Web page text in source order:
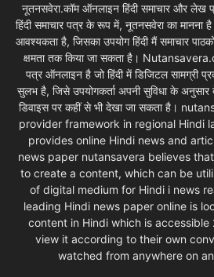
नूतनसवेरा.कॉम ऑनलाइन हिंदी समाचार और लेख
हिंदी समाचार पत्र के रूप में, नूतनसवेरा का मानना
आवश्यकता है, जिसका उपयोग हिंदी मैं समाचार
क्षमता तक किया जा सकता है।
पत्र ऑनलाइन है जो हिंदी में डिजिटल सामग्री
सुलभ है, जिसे उपयोगकर्ता अपनी सुविधा के
डिवाइस पर कहीं से भी देखा जा सकता है।
provider framework in regional Hindi
provides online Hindi news and
news paper nutansavera believes
to create a content, which can be
of digital medium for Hindi i news
leading Hindi news paper online is
content in Hindi which is accessible
view it according to their own
watched from anywhere on